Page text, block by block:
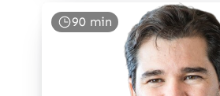
90 min